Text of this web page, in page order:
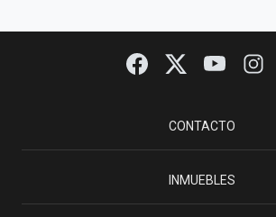
CONTACTO
INMUEBLES